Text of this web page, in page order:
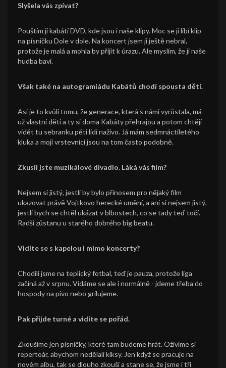
Slyšela vás zpívat?
Pouštím jí kabátí DVD, kde jsou i naše klipy. Moc se jí líbí klip
na písničku Dole v dole. Na koncert jsem ji ještě nebral,
protože je malá a mohla by přijít k úrazu. Ale myslím, že ji naše
hudba baví.
Však také na autogramiádu Kabátů chodí spousta dětí.
Asi je to kvůli tomu, že generace, která s námi vyrůstala, má
už vlastní děti a ty si doma Kabáty přehrajou a potom chtějí
vidět tu sebranku pěti lidí naživo. Já mám sedmnáctiletého
kluka a moji vrstevníci jsou na tom často podobně.
Zkusil jste muzikálové divadlo. Láká vás film?
Nejsem si jistý, jestli by bylo přínosem pro nějaký film
ukazovat právě Vojtkovo herecké umění, a ani si nejsem jistý,
jestli bych se chtěl ukázat v blbostech, co se tady teď točí.
Radši zůstanu u starého dobrého big beatu.
Vidíte se s kapelou i mimo koncerty?
Chodili jsme na teplický fotbal, teď je pauza, protože liga
začíná až v srpnu. Vídáme se ale i normálně - jdeme třeba do
hospody na pivo nebo grilujeme.
Pak přijde turné a vidíte se pořád.
Zkoušíme jen písničky, které tam budeme hrát. Oživíme si
repertoár, abychom nedělali kiksy. Jen když se pracuje na
novém albu, tak se dlouho zkouší a stane se, že jsme i tři